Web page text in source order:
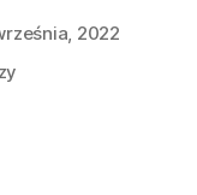
2022